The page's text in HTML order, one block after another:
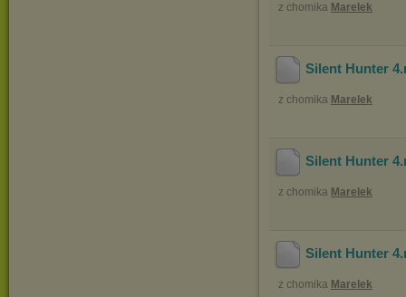
z chomika Marelek
Silent Hunter 4
z chomika Marelek
Silent Hunter 4
z chomika Marelek
Silent Hunter 4
z chomika Marelek